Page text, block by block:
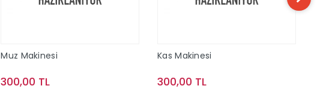
Muz Makinesi
300,00 TL
Kas Makinesi
300,00 TL